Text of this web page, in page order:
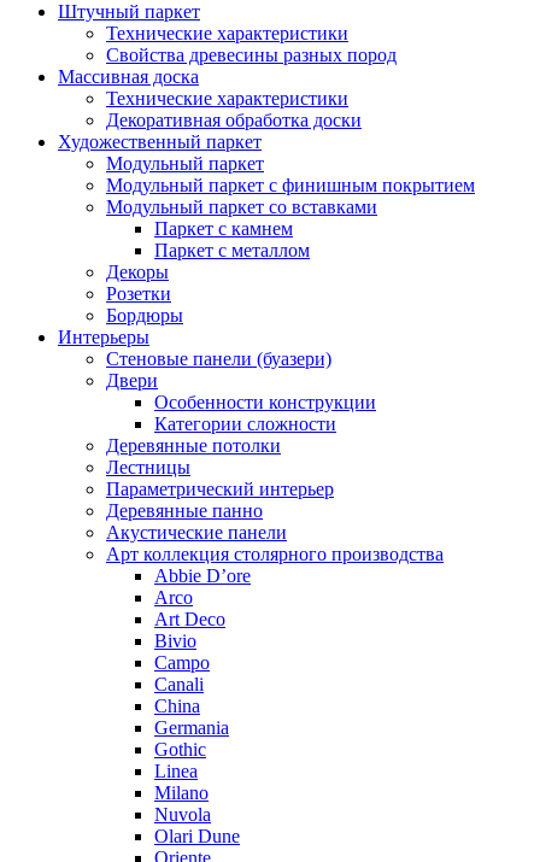
Штучный паркет
Технические характеристики
Свойства древесины разных пород
Массивная доска
Технические характеристики
Декоративная обработка доски
Художественный паркет
Модульный паркет
Модульный паркет с финишным покрытием
Модульный паркет со вставками
Паркет с камнем
Паркет с металлом
Декоры
Розетки
Бордюры
Интерьеры
Стеновые панели (буазери)
Двери
Особенности конструкции
Категории сложности
Деревянные потолки
Лестницы
Параметрический интерьер
Деревянные панно
Акустические панели
Арт коллекция столярного производства
Abbie D’ore
Arco
Art Deco
Bivio
Campo
Canali
China
Germania
Gothic
Linea
Milano
Nuvola
Olari Dune
Oriente